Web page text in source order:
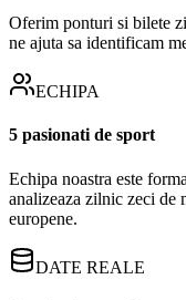
Oferim ponturi si bilete
ne ajuta sa identificam
ECHIPA
5 pasionati de sport
Echipa noastra este
analizeaza zilnic zeci de
europene.
DATE REALE